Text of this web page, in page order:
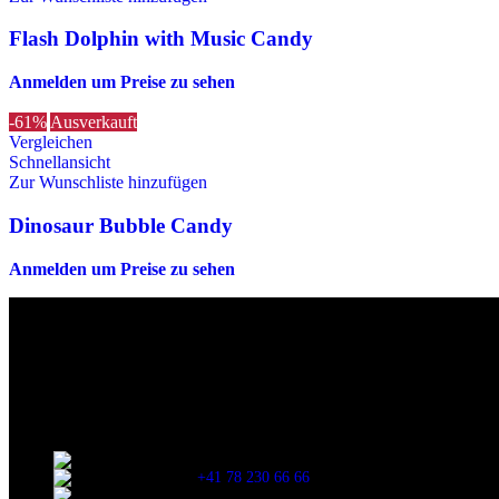
Flash Dolphin with Music Candy
Anmelden um Preise zu sehen
-61% Ausverkauft
Vergleichen
Schnellansicht
Zur Wunschliste hinzufügen
Dinosaur Bubble Candy
Anmelden um Preise zu sehen
+41 78 230 66 66